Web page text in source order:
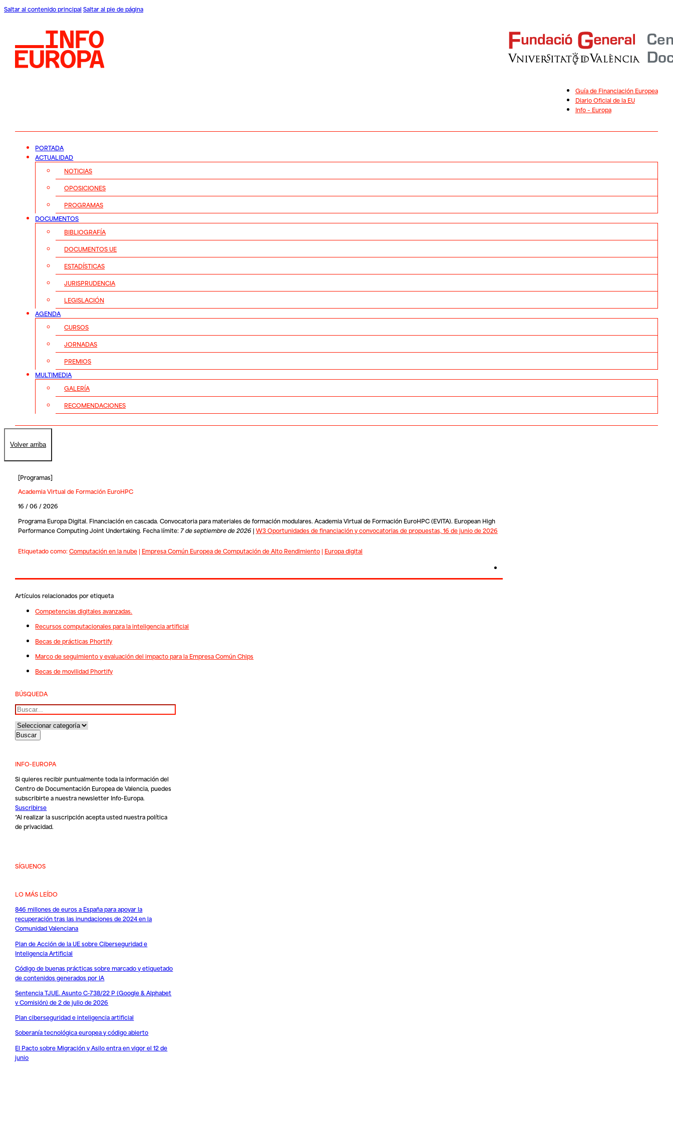
Saltar al contenido principal Saltar al pie de página
Guía de Financiación Europea
Diario Oficial de la EU
Info – Europa
PORTADA
ACTUALIDAD
NOTICIAS
OPOSICIONES
PROGRAMAS
DOCUMENTOS
BIBLIOGRAFÍA
DOCUMENTOS UE
ESTADÍSTICAS
JURISPRUDENCIA
LEGISLACIÓN
AGENDA
CURSOS
JORNADAS
PREMIOS
MULTIMEDIA
GALERÍA
RECOMENDACIONES
Volver arriba
[Programas]
Academia Virtual de Formación EuroHPC
16 / 06 / 2026
Programa Europa Digital. Financiación en cascada. Convocatoria para materiales de formación modulares. Academia Virtual de Formación EuroHPC (EVITA). European High
Performance Computing Joint Undertaking. Fecha límite: 7 de septiembre de 2026| W3 Oportunidades de financiación y convocatorias de propuestas, 16 de junio de 2026
Etiquetado como:Computación en la nube| Empresa Común Europea de Computación de Alto Rendimiento| Europa digital
Artículos relacionados por etiqueta
Competencias digitales avanzadas.
Recursos computacionales para la inteligencia artificial
Becas de prácticas Phortify
Marco de seguimiento y evaluación del impacto para la Empresa Común Chips
Becas de movilidad Phortify
BÚSQUEDA
Buscar
INFO-EUROPA
Si quieres recibir puntualmente toda la información del
Centro de Documentación Europea de Valencia, puedes
subscribirte a nuestra newsletter Info-Europa.
Suscribirse
*Al realizar la suscripción acepta usted nuestrapolítica
de privacidad.
SÍGUENOS
LO MÁS LEÍDO
846 millones de euros a España para apoyar la
recuperación tras las inundaciones de 2024 en la
Comunidad Valenciana
Plan de Acción de la UE sobre Ciberseguridad e
Inteligencia Artificial
Código de buenas prácticas sobre marcado y etiquetado
de contenidos generados por IA
Sentencia TJUE. Asunto C-738/22 P (Google & Alphabet
v Comisión) de 2 de julio de 2026
Plan ciberseguridad e inteligencia artificial
Soberanía tecnológica europea y código abierto
El Pacto sobre Migración y Asilo entra en vigor el 12 de
junio